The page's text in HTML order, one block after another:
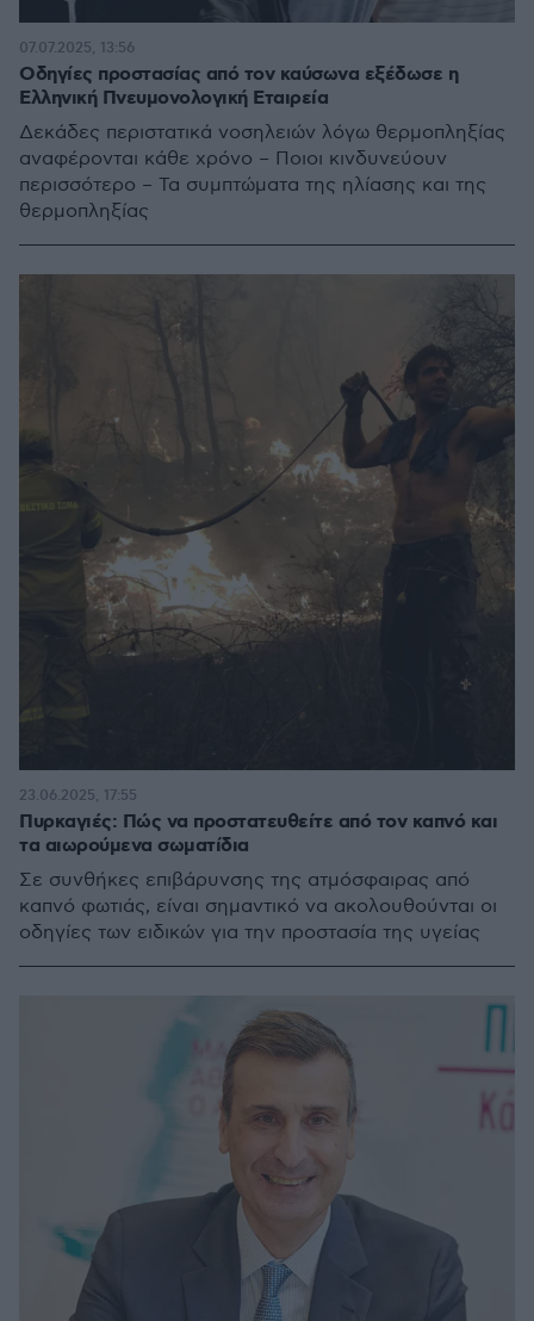
Οδηγίες προστασίας από τον καύσωνα εξέδωσε η
Ελληνική Πνευμονολογική Εταιρεία
Δεκάδες περιστατικά νοσηλειών λόγω θερμοπληξίας
αναφέρονται κάθε χρόνο – Ποιοι κινδυνεύουν
περισσότερο – Τα συμπτώματα της ηλίασης και της
θερμοπληξίας
07.07.2025, 13:56
Πυρκαγιές: Πώς να προστατευθείτε από τον καπνό και
τα αιωρούμενα σωματίδια
Σε συνθήκες επιβάρυνσης της ατμόσφαιρας από
καπνό φωτιάς, είναι σημαντικό να ακολουθούνται οι
οδηγίες των ειδικών για την προστασία της υγείας
23.06.2025, 17:55